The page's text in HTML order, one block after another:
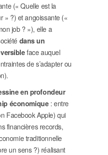
(« Quelle est la
» ?) et angoissante («
job ? »), elle a
dans un
face auquel
de s’adapter ou
en profondeur
économique : entre
Facebook Apple) qui
financières records,
traditionnelle
un sens ?) réalisant